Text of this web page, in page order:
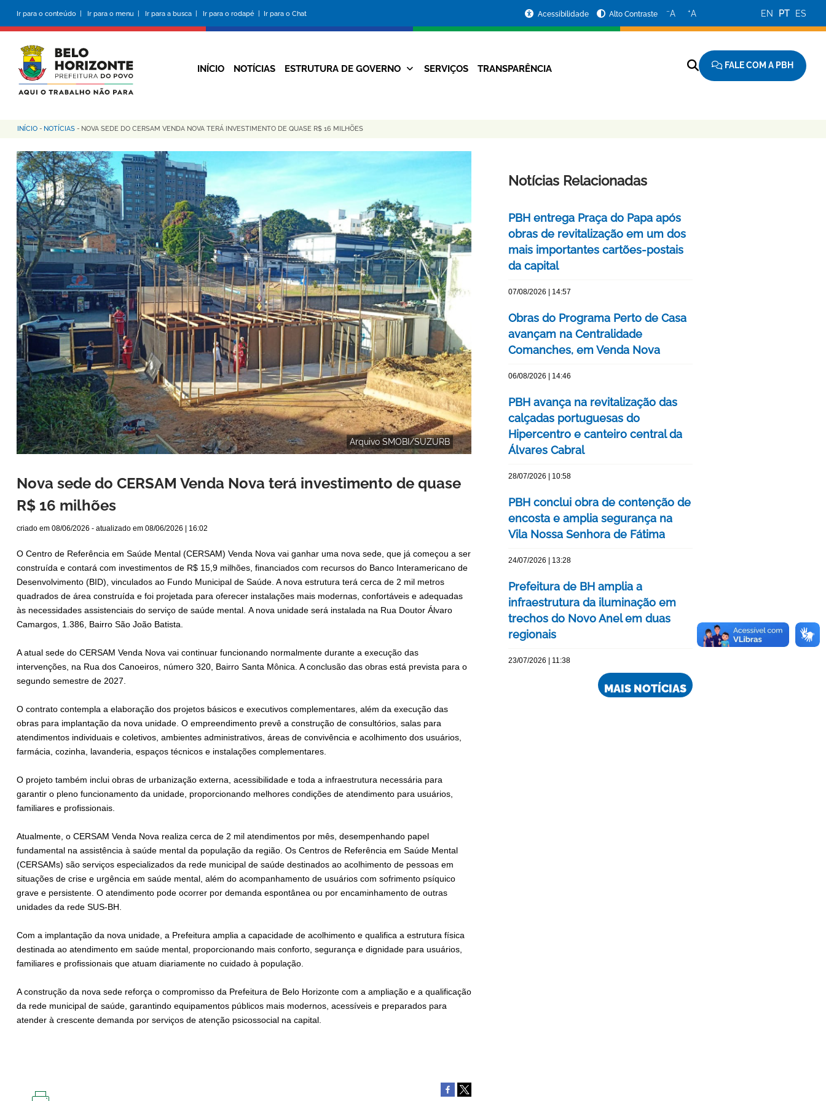
conteúdo
principal
Ir para o conteúdo | Ir para o menu | Ir para a busca | Ir para o rodapé | Ir para o Chat
da
Prefeitura
Acessibilidade Alto Contraste −A +A EN PT ES
Navegação
INÍCIO NOTÍCIAS ESTRUTURA DE GOVERNO SERVIÇOS TRANSPARÊNCIA FALE COM A PBH
Trilha
de
navegação
INÍCIO - NOTÍCIAS - NOVA SEDE DO CERSAM VENDA NOVA TERÁ INVESTIMENTO DE QUASE R$ 16 MILHÕES
Arquivo SMOBI/SUZURB
Nova sede do CERSAM Venda Nova terá investimento de quase
R$ 16 milhões
criado em 08/06/2026 - atualizado em 08/06/2026 | 16:02
O Centro de Referência em Saúde Mental (CERSAM) Venda Nova vai ganhar uma nova sede, que já começou a ser
construída e contará com investimentos de R$ 15,9 milhões, financiados com recursos do Banco Interamericano de
Desenvolvimento (BID), vinculados ao Fundo Municipal de Saúde. A nova estrutura terá cerca de 2 mil metros
quadrados de área construída e foi projetada para oferecer instalações mais modernas, confortáveis e adequadas
às necessidades assistenciais do serviço de saúde mental. A nova unidade será instalada na Rua Doutor Álvaro
Camargos, 1.386, Bairro São João Batista.
A atual sede do CERSAM Venda Nova vai continuar funcionando normalmente durante a execução das
intervenções, na Rua dos Canoeiros, número 320, Bairro Santa Mônica. A conclusão das obras está prevista para o
segundo semestre de 2027.
O contrato contempla a elaboração dos projetos básicos e executivos complementares, além da execução das
obras para implantação da nova unidade. O empreendimento prevê a construção de consultórios, salas para
atendimentos individuais e coletivos, ambientes administrativos, áreas de convivência e acolhimento dos usuários,
farmácia, cozinha, lavanderia, espaços técnicos e instalações complementares.
O projeto também inclui obras de urbanização externa, acessibilidade e toda a infraestrutura necessária para
garantir o pleno funcionamento da unidade, proporcionando melhores condições de atendimento para usuários,
familiares e profissionais.
Atualmente, o CERSAM Venda Nova realiza cerca de 2 mil atendimentos por mês, desempenhando papel
fundamental na assistência à saúde mental da população da região. Os Centros de Referência em Saúde Mental
(CERSAMs) são serviços especializados da rede municipal de saúde destinados ao acolhimento de pessoas em
situações de crise e urgência em saúde mental, além do acompanhamento de usuários com sofrimento psíquico
grave e persistente. O atendimento pode ocorrer por demanda espontânea ou por encaminhamento de outras
unidades da rede SUS-BH.
Com a implantação da nova unidade, a Prefeitura amplia a capacidade de acolhimento e qualifica a estrutura física
destinada ao atendimento em saúde mental, proporcionando mais conforto, segurança e dignidade para usuários,
familiares e profissionais que atuam diariamente no cuidado à população.
A construção da nova sede reforça o compromisso da Prefeitura de Belo Horizonte com a ampliação e a qualificação
da rede municipal de saúde, garantindo equipamentos públicos mais modernos, acessíveis e preparados para
atender à crescente demanda por serviços de atenção psicossocial na capital.
Notícias Relacionadas
PBH entrega Praça do Papa após
obras de revitalização em um dos
mais importantes cartões-postais
da capital
07/08/2026 | 14:57
Obras do Programa Perto de Casa
avançam na Centralidade
Comanches, em Venda Nova
06/08/2026 | 14:46
PBH avança na revitalização das
calçadas portuguesas do
Hipercentro e canteiro central da
Álvares Cabral
28/07/2026 | 10:58
PBH conclui obra de contenção de
encosta e amplia segurança na
Vila Nossa Senhora de Fátima
24/07/2026 | 13:28
Prefeitura de BH amplia a
infraestrutura da iluminação em
trechos do Novo Anel em duas
regionais
23/07/2026 | 11:38
MAIS NOTÍCIAS